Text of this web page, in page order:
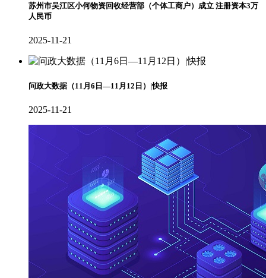
苏州市吴江区小何物资回收经营部（个体工商户）成立 注册资本3万
人民币
2025-11-21
问政大数据（11月6日—11月12日）|快报
2025-11-21